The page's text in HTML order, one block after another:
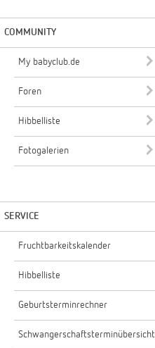
COMMUNITY
My babyclub.de
Foren
Hibbelliste
Fotogalerien
SERVICE
Fruchtbarkeitskalender
Hibbelliste
Geburtsterminrechner
Schwangerschaftsterminübersicht